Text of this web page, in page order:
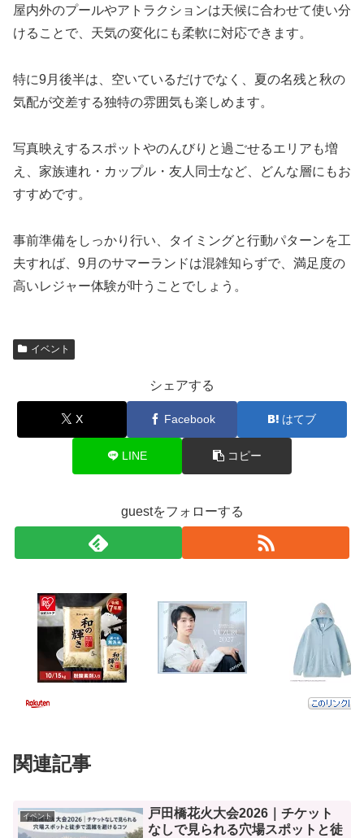
屋内外のプールやアトラクションは天候に合わせて使い分
けることで、天気の変化にも柔軟に対応できます。
特に9月後半は、空いているだけでなく、夏の名残と秋の
気配が交差する独特の雰囲気も楽しめます。
写真映えするスポットやのんびりと過ごせるエリアも増
え、家族連れ・カップル・友人同士など、どんな層にもお
すすめです。
事前準備をしっかり行い、タイミングと行動パターンを工
夫すれば、9月のサマーランドは混雑知らずで、満足度の
高いレジャー体験が叶うことでしょう。
イベント
シェアする
X Facebook はてブ
LINE コピー
guestをフォローする
関連記事
イベント
戸田橋花火大会2026｜チケット
なしで見られる穴場スポットと徒